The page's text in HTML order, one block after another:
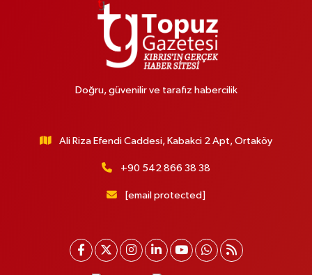
Doğru, güvenilir ve tarafız habercilik
Ali Riza Efendi Caddesi, Kabakci 2 Apt, Ortaköy
+90 542 866 38 38
[email protected]